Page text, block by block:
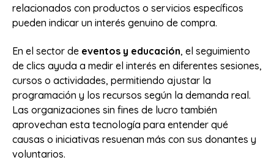
relacionados con productos o servicios específicos
pueden indicar un interés genuino de compra.
En el sector de eventos y educación, el seguimiento
de clics ayuda a medir el interés en diferentes sesiones,
cursos o actividades, permitiendo ajustar la
programación y los recursos según la demanda real.
Las organizaciones sin fines de lucro también
aprovechan esta tecnología para entender qué
causas o iniciativas resuenan más con sus donantes y
voluntarios.